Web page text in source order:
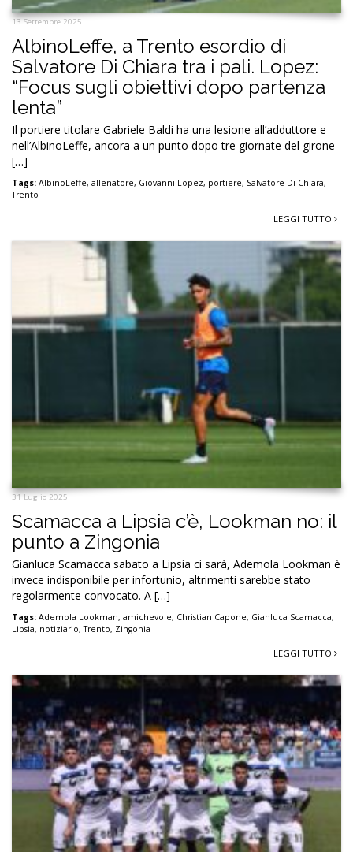
AlbinoLeffe, a Trento esordio di
Salvatore Di Chiara tra i pali. Lopez:
“Focus sugli obiettivi dopo partenza
Il portiere titolare Gabriele Baldi ha una lesione all’adduttore e
nell’AlbinoLeffe, ancora a un punto dopo tre giornate del girone
portiere
LEGGI TUTTO
Scamacca a Lipsia c’è, Lookman no: il
punto a Zingonia
Gianluca Scamacca sabato a Lipsia ci sarà, Ademola Lookman è
invece indisponibile per infortunio, altrimenti sarebbe stato
regolarmente convocato. A […]
Ademola Lookman,amichevole,Christian Capone,Gianluca Scamacca
notiziario ,Trento,Zingonia